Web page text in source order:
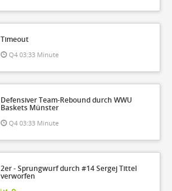
Timeout
Q4 03:33 Minute
Defensiver Team-Rebound durch WWU
Baskets Münster
Q4 03:33 Minute
2er - Sprungwurf durch #14 Sergej Tittel
verworfen